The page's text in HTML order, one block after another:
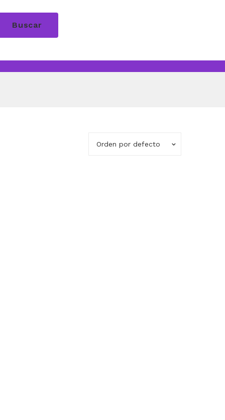
Buscar
Orden por defecto